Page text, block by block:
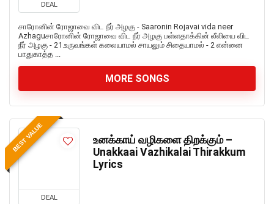
DEAL
சாரோனின் ரோஜாவை விட நீர் அழகு - Saaronin Rojavai vida neer
Azhaguசாரோனின் ரோஜாவை விட நீர் அழகு பள்ளதாக்கின் லீலியை விட
நீர் அழகு - 21.உருவங்கள் கலையாமல் சாயலும் சிதையாமல் - 2 என்னை
பாதுகாத்த ...
MORE SONGS
BEST VALUE
DEAL
உனக்காய் வழிகளை திறக்கும் –
Unakkaai Vazhikalai Thirakkum
Lyrics